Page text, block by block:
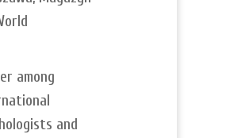
among
and